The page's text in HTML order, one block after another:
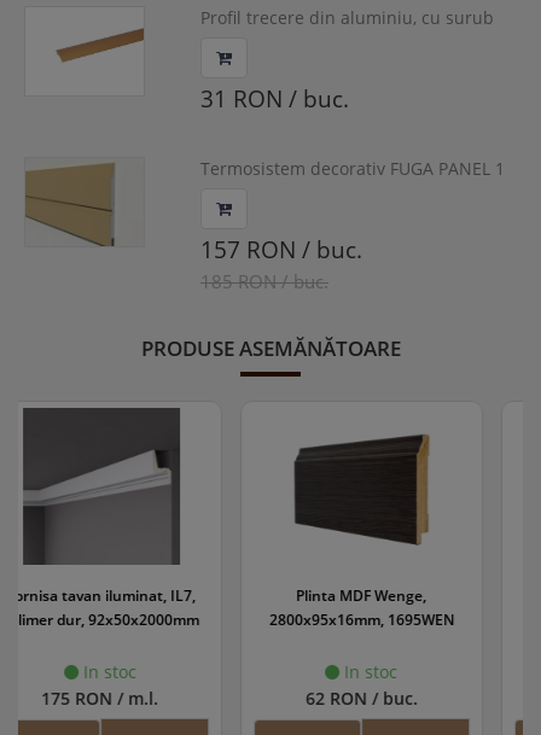
Profil trecere din aluminiu, cu surub
31 RON / buc.
Termosistem decorativ FUGA PANEL 1
157 RON / buc.
185 RON / buc.
PRODUSE ASEMĂNĂTOARE
Plinta MDF Wenge,
2800x95x16mm, 1695WEN
In stoc
62 RON / buc.
Adeziv Profile Decorative
Exterior ADRo-fix 4KG
In stoc
101 RON / buc.